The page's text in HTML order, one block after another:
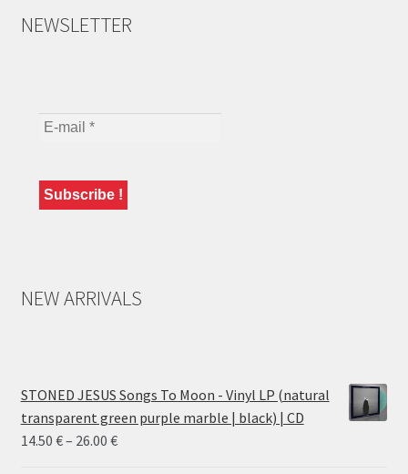
NEWSLETTER
NEW ARRIVALS
STONED JESUS Songs To Moon - Vinyl LP (natural
transparent green purple marble | black) | CD
14.50 €– 26.00 €Price